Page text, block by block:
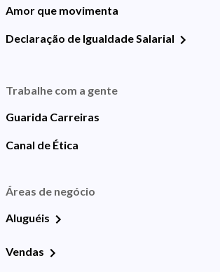
Amor que movimenta
Declaração de Igualdade Salarial
Trabalhe com a gente
Guarida Carreiras
Canal de Ética
Áreas de negócio
Aluguéis
Vendas